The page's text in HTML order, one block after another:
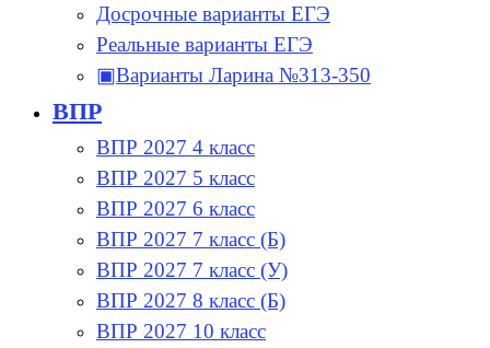
Досрочные варианты ЕГЭ
Реальные варианты ЕГЭ
▣Варианты Ларина №313-350
ВПР
ВПР 2027 4 класс
ВПР 2027 5 класс
ВПР 2027 6 класс
ВПР 2027 7 класс (Б)
ВПР 2027 7 класс (У)
ВПР 2027 8 класс (Б)
ВПР 2027 10 класс